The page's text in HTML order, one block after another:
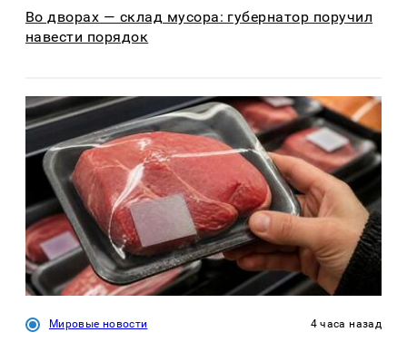
Во дворах — склад мусора: губернатор поручил
навести порядок
Мировые новости 4 часа назад